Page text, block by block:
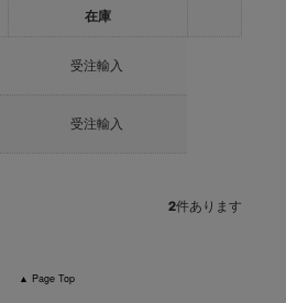
在庫
受注輸入
受注輸入
2件あります
▲ Page Top